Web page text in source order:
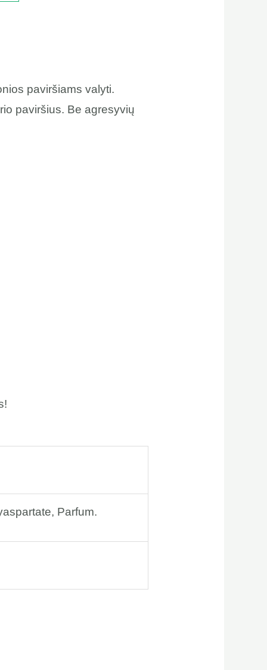
paviršiams valyti.
paviršius. Be agresyvių
Parfum.